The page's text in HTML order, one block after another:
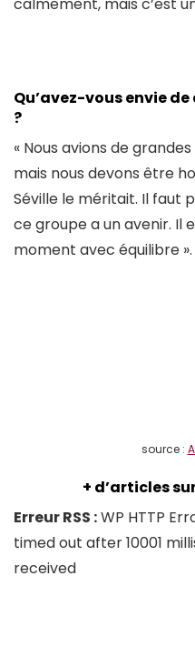
Qu’avez-vous envie
?
« Nous avions de
mais nous devons être
Séville le méritait. Il faut
ce groupe a un avenir. Il
moment avec équilibre ».
source :
+ d’articles
Erreur RSS :WP HTTP
timed out after 10001
received